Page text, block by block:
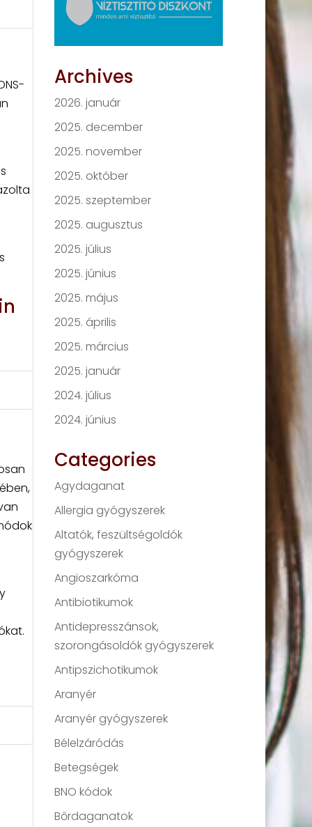
Archives
2026. január
2025. december
2025. november
2025. október
2025. szeptember
2025. augusztus
2025. július
2025. június
2025. május
2025. április
2025. március
2025. január
2024. július
2024. június
Categories
Agydaganat
Allergia gyógyszerek
Altatók, feszültségoldók
gyógyszerek
Angioszarkóma
Antibiotikumok
Antidepresszánsok,
szorongásoldók gyógyszerek
Antipszichotikumok
Aranyér
Aranyér gyógyszerek
Bélelzáródás
Betegségek
BNO kódok
Bőrdaganatok